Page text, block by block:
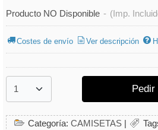
Producto NO Disponible - (Imp.
Costes de envío Ver descripción
Pedir
Categoría: CAMISETAS |